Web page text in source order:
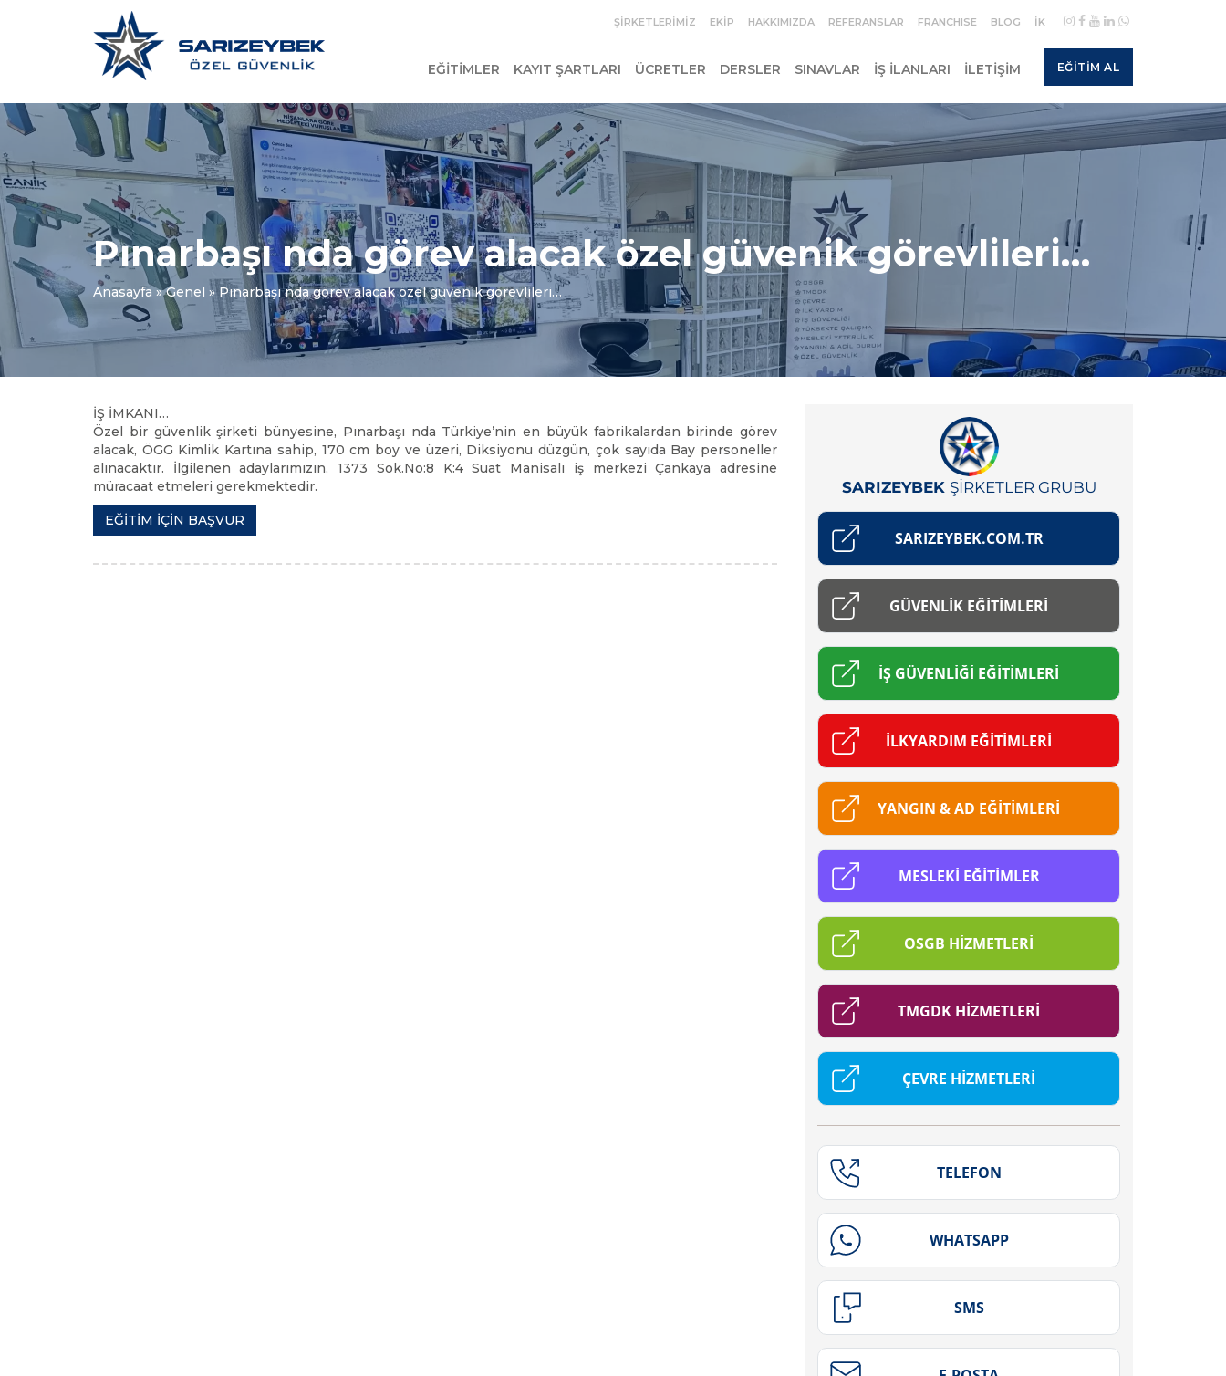
ŞIRKETLERIMIZ EKIP HAKKIMIZDA REFERANSLAR FRANCHISE BLOG İK
EĞITIMLER KAYIT ŞARTLARI ÜCRETLER DERSLER SINAVLAR İŞ İLANLARI İLETIŞIM EĞITIM AL
Pınarbaşı nda görev alacak özel güvenik görevlileri…
Anasayfa»Genel »Pınarbaşı nda görev alacak özel güvenik görevlileri…
İŞ İMKANI…
Özel bir güvenlik şirketi bünyesine, Pınarbaşı nda Türkiye’nin en büyük fabrikalardan birinde görev
alacak, ÖGG Kimlik Kartına sahip, 170 cm boy ve üzeri, Diksiyonu düzgün, çok sayıda Bay personeller
alınacaktır. İlgilenen adaylarımızın, 1373 Sok.No:8 K:4 Suat Manisalı iş merkezi Çankaya adresine
müracaat etmeleri gerekmektedir.
EĞİTİM İÇİN BAŞVUR